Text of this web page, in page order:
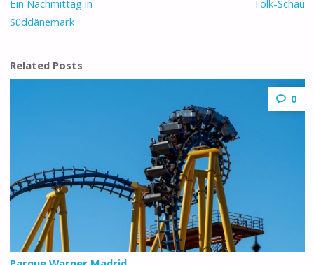
Ein Nachmittag in
Süddänemark
Tolk-Schau
Related Posts
0